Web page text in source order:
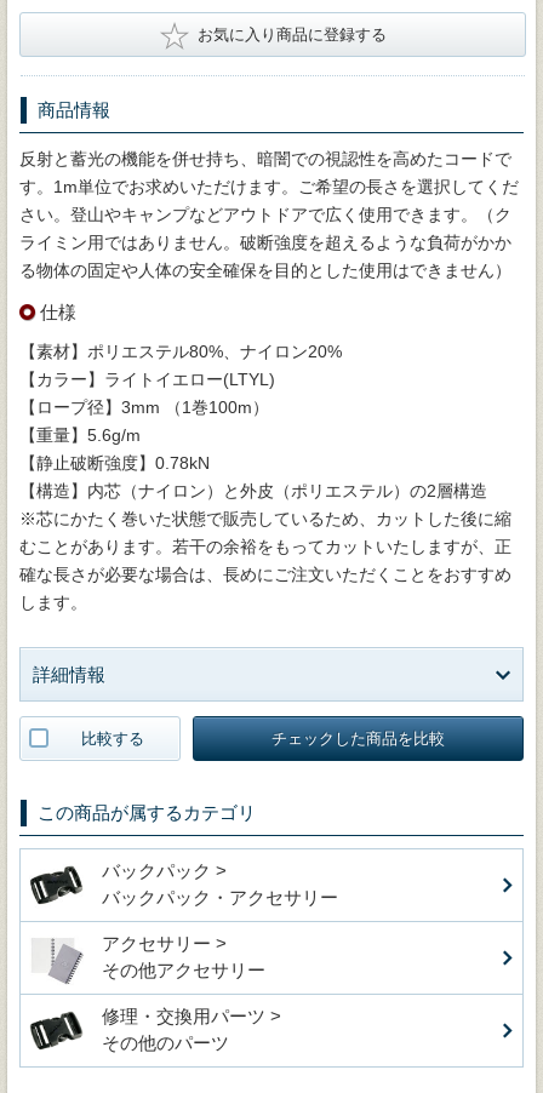
★ お気に入り商品に登録する
商品情報
反射と蓄光の機能を併せ持ち、暗闇での視認性を高めたコードで
す。1m単位でお求めいただけます。ご希望の長さを選択してくだ
さい。登山やキャンプなどアウトドアで広く使用できます。（ク
ライミン用ではありません。破断強度を超えるような負荷がかか
る物体の固定や人体の安全確保を目的とした使用はできません）
仕様
【素材】ポリエステル80%、ナイロン20%
【カラー】ライトイエロー(LTYL)
【ロープ径】3mm （1巻100m）
【重量】5.6g/m
【静止破断強度】0.78kN
【構造】内芯（ナイロン）と外皮（ポリエステル）の2層構造
※芯にかたく巻いた状態で販売しているため、カットした後に縮
むことがあります。若干の余裕をもってカットいたしますが、正
確な長さが必要な場合は、長めにご注文いただくことをおすすめ
します。
詳細情報
比較する チェックした商品を比較
この商品が属するカテゴリ
バックパック >
バックパック・アクセサリー
アクセサリー >
その他アクセサリー
修理・交換用パーツ >
その他のパーツ